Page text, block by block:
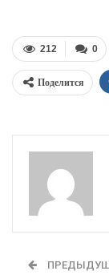
0
212
Поделится